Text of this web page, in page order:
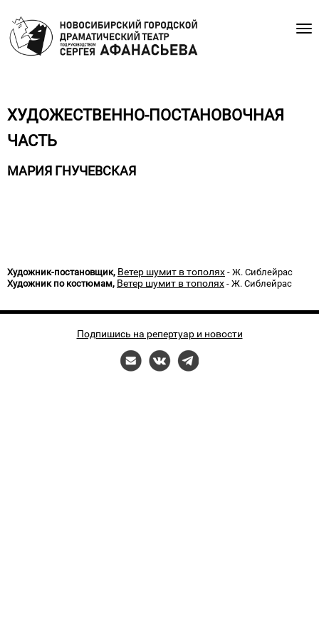
ХУДОЖЕСТВЕННО-ПОСТАНОВОЧНАЯ
ЧАСТЬ
МАРИЯ ГНУЧЕВСКАЯ
Художник-постановщик, Ветер шумит в тополях - Ж. Сиблейрас
Художник по костюмам, Ветер шумит в тополях - Ж. Сиблейрас
Подпишись на репертуар и новости